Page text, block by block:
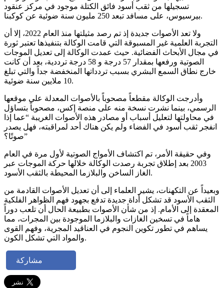
تسجيلها من ثقب أسود فائق الكتلة موجود في مركز عنقود
بيرسيوس، على مسافد تبعد 250 مليون سنة ضوئية عن كوكبنا.
ولا تعد الأصوات جديدة إذ تم رصد مثيلتها منذ العام 2022، إلا أن
التجربة العلمية غير المسبوقة التي قامت الوكالة بتنفيذها تعتبر ثورة
في مجال الأبحاث الفضائية. حيث عمدت الوكالة إلى تعديل الموجات
الصوتية ورفعها بمقدار 57 درجة و 58 درجة ترددية، بعد أن كانت
خارج نطاق السمع البشري بسبب تردداتها المنخفضة جداً والتي تبلغ
10 ملايين سنة ضوئية.
وأدرجت الوكالة مقطعاً مصحوباً بالأصوات المعدلة على موقعها
الرسمي، بينما نشرت نسخة منه على منصة إكس، مصحوباً بتساؤل
في محاولتها لتعليل أسباب أو مصادر هذه الأصوات الغريبة “عما إذا
انفجر ثقب أسود في الفضاء ولم يكن هناك أحد لمراقبته، فهل يصدر
صوتًا؟”
وفي حقيقة الأمر، تم اكتشاف الأمواج الصوتية لأول مرة في العام
2003 بعد إطلاق تجربة رصدت الوكالة خلالها حركة الموجات عبر
الغاز الساخن والبلازما المحيطة بالثقب الأسود.
وبعيداً عن التكهنات، يشير العلماء إلى أن تعديل الأصوات القادمة من
الثقب الأسود قد تشكل أداة جديدة تدفع بجهود فهم الظواهر الفلكية
المعقدة إلى الأمام. إذ من شأن الأصوات بطبيعة الحال أن تلعب دوراً
هاماً في تسخين الغازات والبلازما الموجودة بين المجرات، مما
يساهم في تطور تكوين النجوم في العناقيد المجرية، وفهم القوى
والمواد التي تشكل الكون.
مشاركة